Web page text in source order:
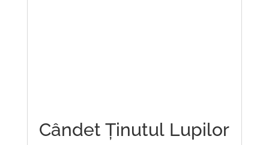
Cândet Ținutul Lupilor